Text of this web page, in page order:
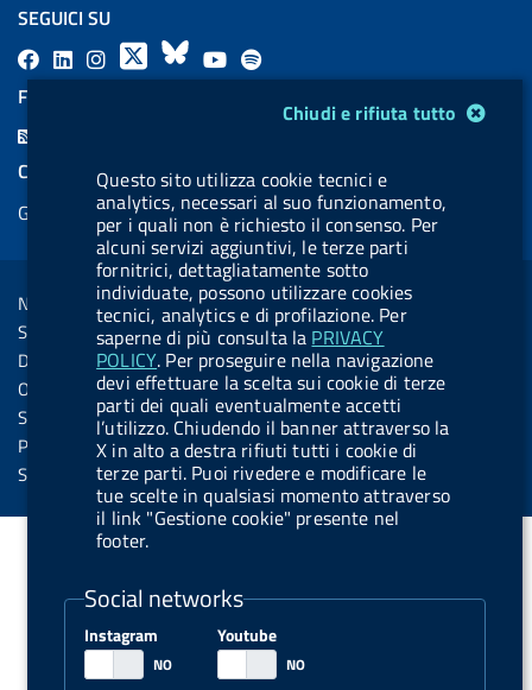
Chiudi e rifiuta tutto
Questo sito utilizza cookie tecnici e
analytics, necessari al suo funzionamento,
per i quali non è richiesto il consenso. Per
alcuni servizi aggiuntivi, le terze parti
fornitrici, dettagliatamente sotto
individuate, possono utilizzare cookies
tecnici, analytics e di profilazione. Per
saperne di più consulta la PRIVACY
POLICY. Per proseguire nella navigazione
devi effettuare la scelta sui cookie di terze
parti dei quali eventualmente accetti
l’utilizzo. Chiudendo il banner attraverso la
X in alto a destra rifiuti tutti i cookie di
terze parti. Puoi rivedere e modificare le
tue scelte in qualsiasi momento attraverso
il link "Gestione cookie" presente nel
footer.
Social networks
Instagram Youtube
SEGUICI SU
F
a
L
i
a
l
.
b
u
t
t
o
n
.
i
n
s
a
g
X
B
l
s
k
y
Y
o
u
b
e
l
a
l
.
b
u
t
t
o
n
.
s
p
i
f
FEED RSS
COOKIES
Gestione cookie
Sezione Link Utili
Note legali
Social Media Policy
Dichiarazione di accessibilità
Obiettivi di accessibilità
Statistiche sito
Privacy
Servizi Online